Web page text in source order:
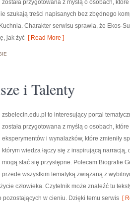
została przygotowana z myślą o osobach,
szukają treści napisanych bez zbędnego
Charakter serwisu sprawia, że Ekos-
jak żyć [ Read More ]
i Talenty
zsbelecin.edu.pl to interesujący portal
została przygotowana z myślą o osobach,
eksperymentów i wynalazków, które zmieniły
którym wiedza łączy się z inspirującą
mogą stać się przystępne. Polecam Biografie
przede wszystkim tematyką związaną z
człowieka. Czytelnik może znaleźć tu
pozostających w cieniu. Dzięki temu serwis [